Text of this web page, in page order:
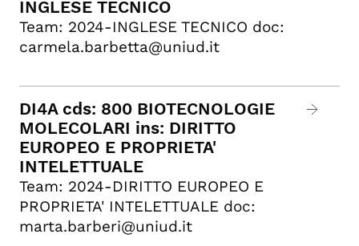
INGLESE TECNICO
Team: 2024-INGLESE TECNICO doc:
carmela.barbetta@uniud.it
DI4A cds: 800 BIOTECNOLOGIE
MOLECOLARI ins: DIRITTO
EUROPEO E PROPRIETA'
INTELETTUALE
Team: 2024-DIRITTO EUROPEO E
PROPRIETA' INTELETTUALE doc:
marta.barberi@uniud.it